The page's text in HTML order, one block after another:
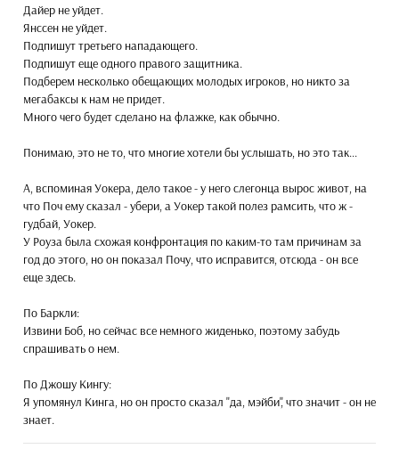
Дайер не уйдет.
Янссен не уйдет.
Подпишут третьего нападающего.
Подпишут еще одного правого защитника.
Подберем несколько обещающих молодых игроков, но никто за
мегабаксы к нам не придет.
Много чего будет сделано на флажке, как обычно.
Понимаю, это не то, что многие хотели бы услышать, но это так...
А, вспоминая Уокера, дело такое - у него слегонца вырос живот, на
что Поч ему сказал - убери, а Уокер такой полез рамсить, что ж -
гудбай, Уокер.
У Роуза была схожая конфронтация по каким-то там причинам за
год до этого, но он показал Почу, что исправится, отсюда - он все
еще здесь.
По Баркли:
Извини Боб, но сейчас все немного жиденько, поэтому забудь
спрашивать о нем.
По Джошу Кингу:
Я упомянул Кинга, но он просто сказал "да, мэйби", что значит - он не
знает.